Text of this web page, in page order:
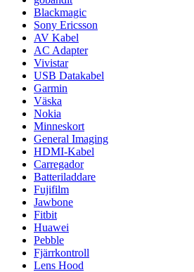
Blackmagic
Sony Ericsson
AV Kabel
AC Adapter
Vivistar
USB Datakabel
Garmin
Väska
Nokia
Minneskort
General Imaging
HDMI-Kabel
Carregador
Batteriladdare
Fujifilm
Jawbone
Fitbit
Huawei
Pebble
Fjärrkontroll
Lens Hood